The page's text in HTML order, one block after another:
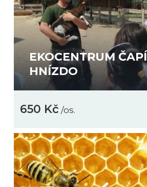
EKOCENTRUM ČAPÍ
HNÍZDO
650 Kč /os.